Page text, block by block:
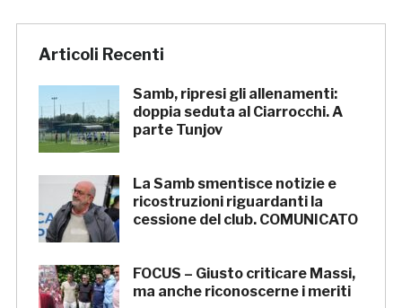
Articoli Recenti
Samb, ripresi gli allenamenti:
doppia seduta al Ciarrocchi. A
parte Tunjov
La Samb smentisce notizie e
ricostruzioni riguardanti la
cessione del club. COMUNICATO
FOCUS – Giusto criticare Massi,
ma anche riconoscerne i meriti